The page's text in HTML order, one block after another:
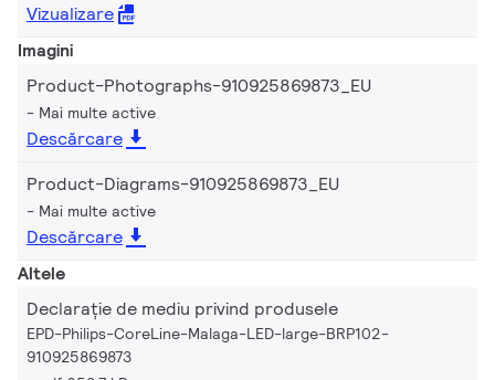
Vizualizare
Imagini
Product-Photographs-910925869873_EU
Mai multe active
Descărcare
Product-Diagrams-910925869873_EU
Mai multe active
Descărcare
Altele
Declarație de mediu privind produsele
EPD-Philips-CoreLine-Malaga-LED-large-BRP102-
910925869873